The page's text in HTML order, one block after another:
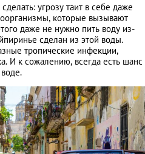
угрозу таит в себе даже
которые вызывают
даже не нужно пить воду из-
сделан из этой воды.
тропические инфекции,
И к сожалению, всегда есть шанс